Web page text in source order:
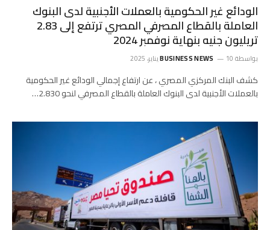
الودائع غير الحكومية بالعملات الأجنبية لدى البنوك
العاملة بالقطاع المصرفي المصري ترتفع إلى 2.83
تريليون جنيه بنهاية نوفمبر 2024
بواسطة BUSINESS NEWS 10 يناير، 2025
كشف البنك المركزي المصري ، عن ارتفاع إجمالي الودائع غير الحكومية
بالعملات الأجنبية لدى البنوك العاملة بالقطاع المصرفي لنحو 2.830…